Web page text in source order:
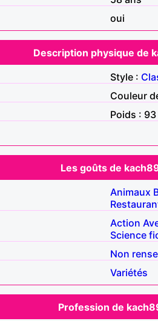
oui
Description physique de
Style :
Couleur
Poids :
Les goûts de
Animaux
Action
Science
Non
Variétés
Profession de